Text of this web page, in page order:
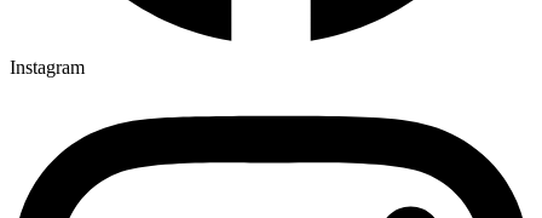
Instagram